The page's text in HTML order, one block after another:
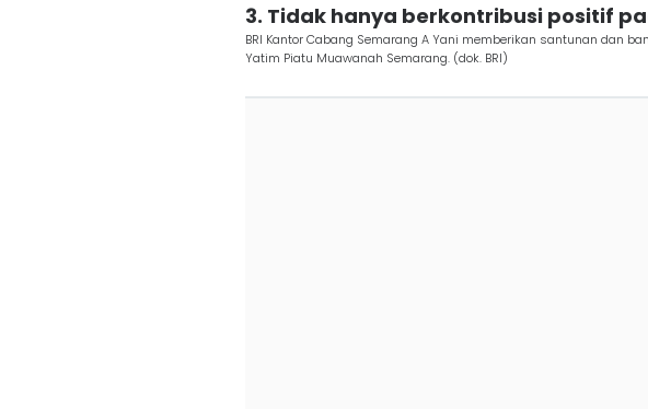
3. Tidak hanya berkontribusi positif
BRI Kantor Cabang Semarang A Yani memberikan santunan dan
Yatim Piatu Muawanah Semarang. (dok. BRI)